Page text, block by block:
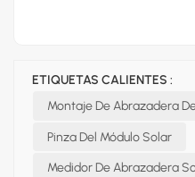
ETIQUETAS CALIENTES :
Montaje De Abrazadera
Pinza Del Módulo Solar
Medidor De Abrazadera